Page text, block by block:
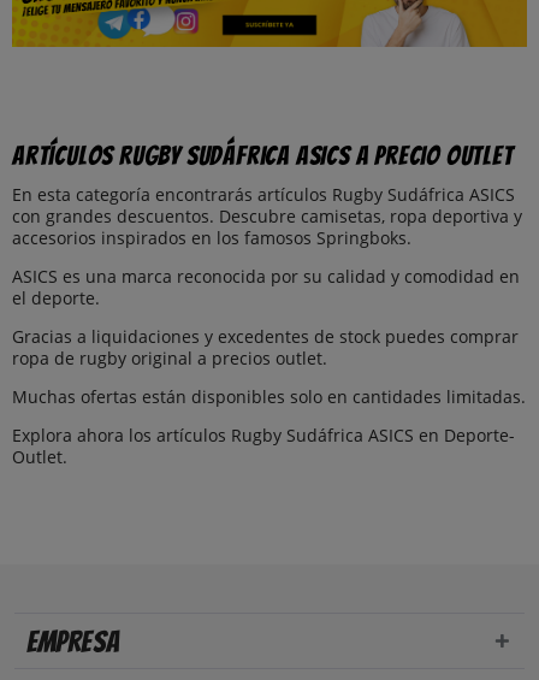
Artículos Rugby Sudáfrica ASICS a precio outlet
En esta categoría encontrarás artículos Rugby Sudáfrica ASICS
con grandes descuentos. Descubre camisetas, ropa deportiva y
accesorios inspirados en los famosos Springboks.
ASICS es una marca reconocida por su calidad y comodidad en
el deporte.
Gracias a liquidaciones y excedentes de stock puedes comprar
ropa de rugby original a precios outlet.
Muchas ofertas están disponibles solo en cantidades limitadas.
Explora ahora los artículos Rugby Sudáfrica ASICS en Deporte-
Outlet.
Empresa